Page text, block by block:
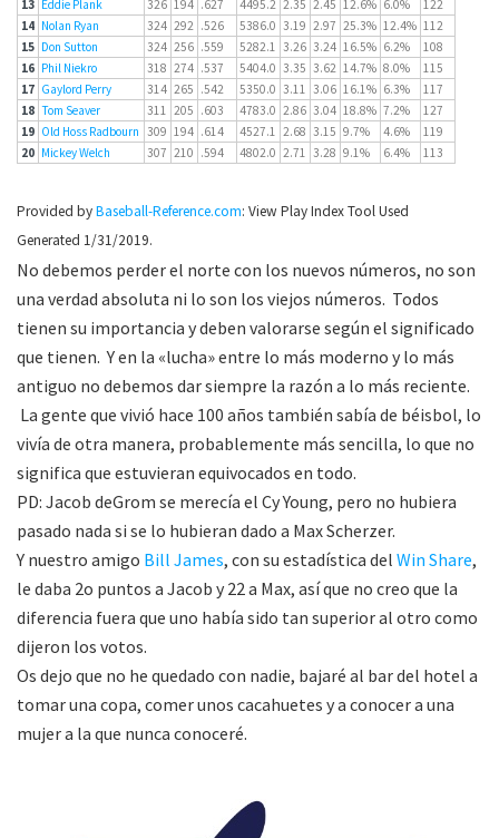
13 Eddie Plank 326 194 .627 4495.2 2.35 2.45 12.6% 6.0%
122
14 Nolan Ryan 324 292 .526 5386.0 3.19 2.97 25.3% 12.4% 112
15 Don Sutton 324 256 .559 5282.1 3.26 3.24 16.5% 6.2%
108
16 Phil Niekro 318 274 .537 5404.0 3.35 3.62 14.7% 8.0%
115
17 Gaylord Perry 314 265 .542 5350.0 3.11 3.06 16.1% 6.3%
117
18 Tom Seaver 311 205 .603 4783.0 2.86 3.04 18.8% 7.2%
127
19 Old Hoss Radbourn 309 194 .614 4527.1 2.68 3.15 9.7% 4.6%
119
20 Mickey Welch 307 210 .594 4802.0 2.71 3.28 9.1% 6.4% 113
Provided byBaseball-Reference.com: View Play Index Tool Used
Generated 1/31/2019.
No debemos perder el norte con los nuevos números, no son
una verdad absoluta ni lo son los viejos números. Todos
tienen su importancia y deben valorarse según el significado
que tienen. Y en la «lucha» entre lo más moderno y lo más
antiguo no debemos dar siempre la razón a lo más reciente.
La gente que vivió hace 100 años también sabía de béisbol, lo
vivía de otra manera, probablemente más sencilla, lo que no
significa que estuvieran equivocados en todo.
PD: Jacob deGrom se merecía el Cy Young, pero no hubiera
pasado nada si se lo hubieran dado a Max Scherzer.
Y nuestro amigo Bill James, con su estadística del Win Share,
le daba 2o puntos a Jacob y 22 a Max, así que no creo que la
diferencia fuera que uno había sido tan superior al otro como
dijeron los votos.
Os dejo que no he quedado con nadie, bajaré al bar del hotel a
tomar una copa, comer unos cacahuetes y a conocer a una
mujer a la que nunca conoceré.